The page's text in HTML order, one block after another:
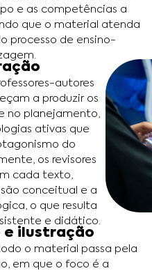
e as competências a
que o material atenda
processo de ensino-
autores
a produzir os
no planejamento,
ativas que
do
os revisores
cada texto,
conceitual e a
o que resulta
e didático.
e ilustração
o material passa pela
em que o foco é a